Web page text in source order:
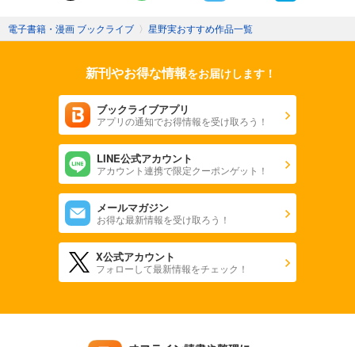
電子書籍・漫画 ブックライブ 〉 星野実おすすめ作品一覧
新刊やお得な情報をお届けします！
ブックライブアプリ
アプリの通知でお得情報を受け取ろう！
LINE公式アカウント
アカウント連携で限定クーポンゲット！
メールマガジン
お得な最新情報を受け取ろう！
X公式アカウント
フォローして最新情報をチェック！